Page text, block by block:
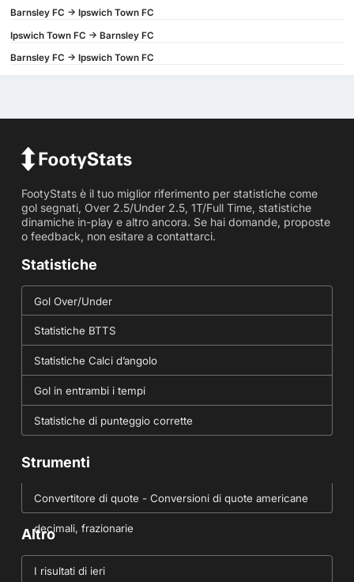
Barnsley FC -> Ipswich Town FC
Ipswich Town FC -> Barnsley FC
Barnsley FC -> Ipswich Town FC
FootyStats è il tuo miglior riferimento per statistiche come
gol segnati, Over 2.5/Under 2.5, 1T/Full Time, statistiche
dinamiche in-play e altro ancora. Se hai domande, proposte
o feedback, non esitare a contattarci.
Statistiche
Gol Over/Under
Statistiche BTTS
Statistiche Calci d’angolo
Gol in entrambi i tempi
Statistiche di punteggio corrette
Strumenti
Convertitore di quote - Conversioni di quote americane
decimali, frazionarie
Altro
I risultati di ieri